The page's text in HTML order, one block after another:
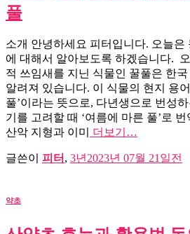
풀
소개 안녕하세요 피터입니다. 오늘은
에 대해서 알아보도록 하겠습니다.
적 쓰임새를 지닌 식물인 꿀풀은 한
알려져 있습니다. 이 식물의 현지 용
풀’이라는 뜻으로, 다년생으로 번성
기를 고려할 때 ‘여름에 마른 풀’로
산악 지형과 이미
더보기…
글쓴이 피터 , 3년2023년 07월 21일전
약초